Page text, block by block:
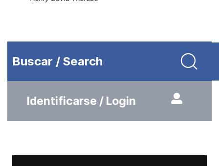
Buscar / Search
Identificarse / Login